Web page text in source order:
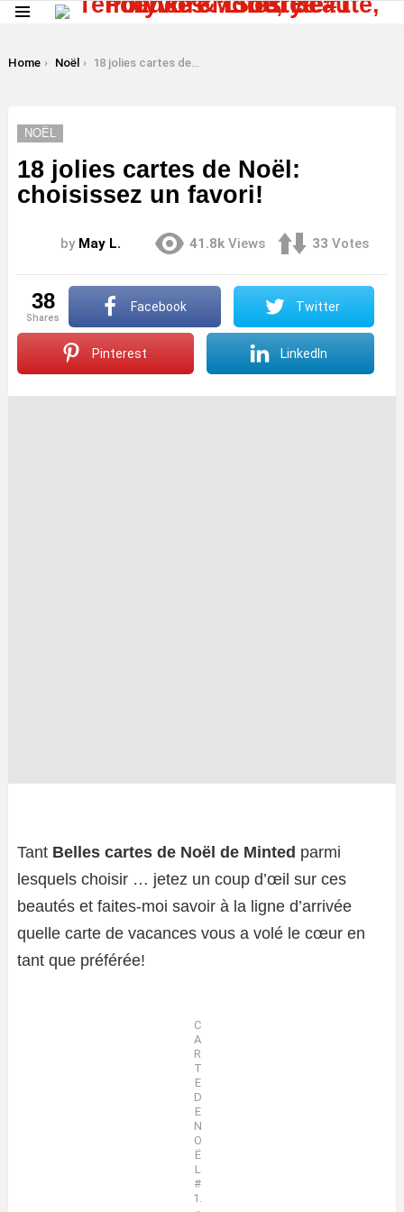
You are here:
Home Noël 18 jolies cartes de Noël: choisissez un favori!
NOËL
18 jolies cartes de Noël:
choisissez un favori!
by May L. 41.8k Views 33 Votes
38
shares
Facebook Twitter
Pinterest LinkedIn
Tant Belles cartes de Noël de Minted parmi
lesquels choisir … jetez un coup d’œil sur ces
beautés et faites-moi savoir à la ligne d’arrivée
quelle carte de vacances vous a volé le cœur en
tant que préférée!
C
A
R
T
E
D
E
N
O
Ë
L
#
1.